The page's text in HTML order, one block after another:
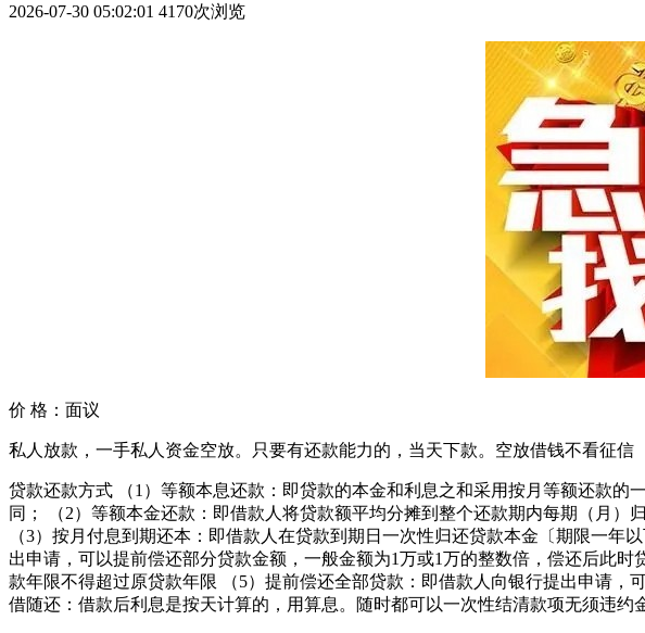
2026-07-30 05:02:01 4170次浏览
价 格： 面议
私人放款，一手私人资金空放。只要有还款能力的，当天下款。空放借钱不看征
贷款还款方式 （1）等额本息还款：即贷款的本金和利息之和采用按月等额还款
同； （2）等额本金还款：即借款人将贷款额平均分摊到整个还款期内每期（月
（3）按月付息到期还本：即借款人在贷款到期日一次性归还贷款本金〔期限一
出申请，可以提前偿还部分贷款金额，一般金额为1万或1万的整数倍，偿还后此
款年限不得超过原贷款年限 （5）提前偿还全部贷款：即借款人向银行提出申请
借随还：借款后利息是按天计算的，用算息。随时都可以一次性结清款项无须违约